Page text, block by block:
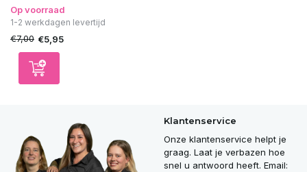
Op voorraad
1-2 werkdagen levertijd
€7,00 €5,95
Klantenservice
Onze klantenservice helpt je
graag. Laat je verbazen hoe
snel u antwoord heeft. Email: